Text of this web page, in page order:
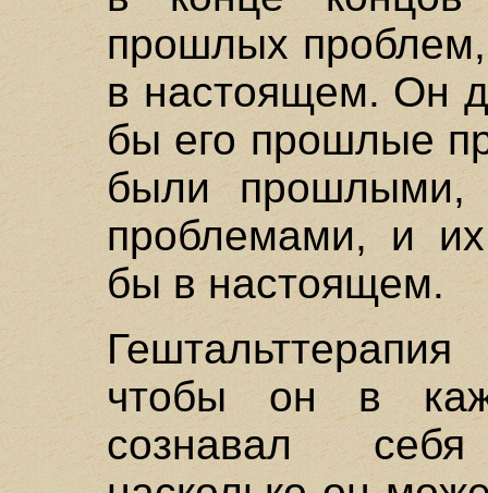
прошлых
в настоящем. Он
бы его прошлые
были
проблемами, и
бы в настоящем.
чтобы он в
сознавал